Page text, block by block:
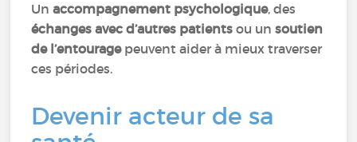
Unaccompagnement psychologique, des
échanges avec d’autres patients ou unsoutien
de l’entouragepeuvent aider à mieux traverser
ces périodes.
Devenir acteur de sa